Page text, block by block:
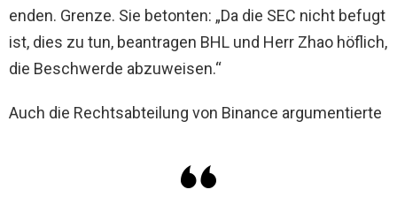
enden. Grenze. Sie betonten: „Da die SEC nicht befugt
ist, dies zu tun, beantragen BHL und Herr Zhao höflich,
die Beschwerde abzuweisen.“
Auch die Rechtsabteilung von Binance argumentierte